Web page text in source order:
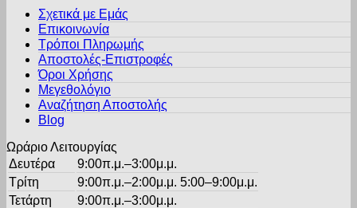
προϊόντος
επιλογές
μπορούν
επιλεγούν
σελίδα
Σχετικά με Εμάς
Επικοινωνία
Τρόποι Πληρωμής
Αποστολές-Επιστροφές
Όροι Χρήσης
Μεγεθολόγιο
Αναζήτηση Αποστολής
Blog
Ωράριο Λειτουργίας
Δευτέρα
9:00π.μ.–3:00μ.μ.
Τρίτη
9:00π.μ.–2:00μ.μ. 5:00–9:00μ.μ.
Τετάρτη
9:00π.μ.–3:00μ.μ.